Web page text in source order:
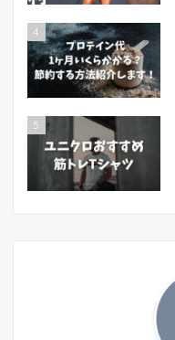
4
5